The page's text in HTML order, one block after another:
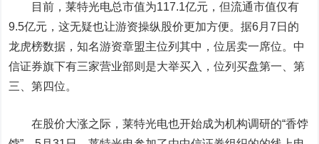
目前，莱特光电总市值为117.1亿元，但流通市值仅有
9.5亿元，这无疑也让游资操纵股价更加方便。据6月7日的
龙虎榜数据，知名游资章盟主位列其中，位居卖一席位。中
信证券旗下有三家营业部则是大举买入，位列买盘第一、第
三、第四位。
在股价大涨之际，莱特光电也开始成为机构调研的“香饽